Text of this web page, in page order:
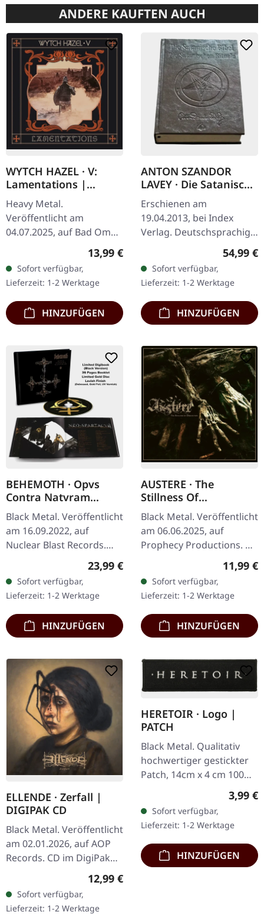
ANDERE KAUFTEN AUCH
WYTCH HAZEL · V:
Lamentations |
DIGIPAK CD
Heavy Metal.
Veröffentlicht am
04.07.2025, auf Bad Omen
Records. CD im DigiPak.
„V: Lamentations“ zeigt
die britische
Rockformation Wytch
Hazel, wie…
Regulärer Preis:
13,99 €
Sofort verfügbar,
Lieferzeit: 1-2 Werktage
HINZUFÜGEN
ANTON SZANDOR
LAVEY · Die Satanische
Bibel / Die
Satanischen Rituale |
LEATHER EDITION
BOOK
Erschienen am
19.04.2013, bei Index
Verlag. Deutschsprachige
Ausgabe Grundlagenwerk
der amerikanischen
Church of Satan In “Die
Satanische Bibel”…
54,99 €
Sofort verfügbar,
Lieferzeit: 1-2 Werktage
HINZUFÜGEN
BEHEMOTH · Opvs
Contra Natvram
(Black Version) |
DIGIBOOK CD
Black Metal. Veröffentlicht
am 16.09.2022, auf
Nuclear Blast Records.
Schwarzes DigiBook mit
36 Seiten und Golddruck.
Behemoth kehrt mit
ihrem bisher…
Regulärer Preis:
23,99 €
Sofort verfügbar,
Lieferzeit: 1-2 Werktage
HINZUFÜGEN
AUSTERE · The
Stillness Of
Dissolution | DIGIPAK
CD
Black Metal. Veröffentlicht
am 06.06.2025, auf
Prophecy Productions. CD
im Digipak mit 8-seitigem
Booklet Mit ihrem fünften
Album "The Stillness of…
11,99 €
Sofort verfügbar,
Lieferzeit: 1-2 Werktage
HINZUFÜGEN
ELLENDE · Zerfall |
DIGIPAK CD
Black Metal. Veröffentlicht
am 02.01.2026, auf AOP
Records. CD im DigiPak
mit 8-seitigem Booklet.
Ellende kehrt mit „Zerfall"
zurück – einer…
Regulärer Preis:
12,99 €
Sofort verfügbar,
Lieferzeit: 1-2 Werktage
HERETOIR · Logo |
PATCH
Black Metal. Qualitativ
hochwertiger gestickter
Patch, 14cm x 4 cm 100%
3,99 €
Sofort verfügbar,
Lieferzeit: 1-2 Werktage
HINZUFÜGEN